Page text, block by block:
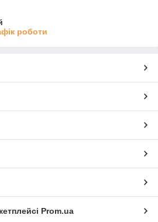
роботи
Prom.ua